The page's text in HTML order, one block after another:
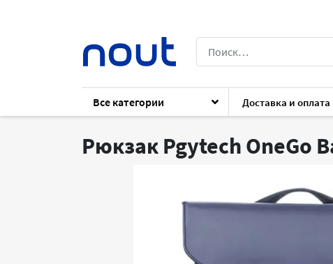
Все категории Доставка и оплата
Каталог Комплектующие Для ноутбука
Рюкзак Pgytech OneGo